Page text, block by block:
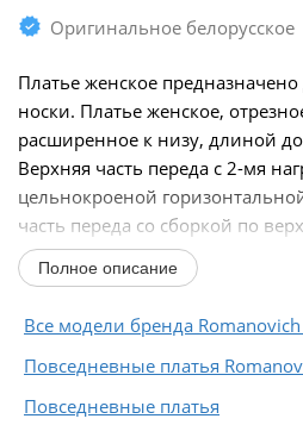
Оригинальное белорусское
Платье женское
носки. Платье женское,
расширенное к низу, длиной
Верхняя часть переда с 2-мя
цельнокроеной
часть переда со сборкой по
соединения...
Полное описание
Все модели бренда
Повседневные платья
Повседневные платья